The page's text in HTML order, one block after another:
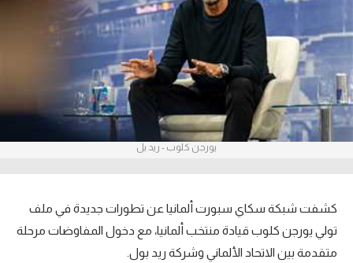
ركن الألعاب
بطولات
أمريكا 2026
الدوري الإنجليزي الممتاز
الدوري الإسباني
يورجن كلوب - ريد بل
كشفت شبكة سكاي سبورت ألمانيا عن تطورات جديدة في ملف
تولي يورجن كلوب قيادة منتخب ألمانيا، مع دخول المفاوضات مرحلة
متقدمة بين الاتحاد الألماني وشركة ريد بول.